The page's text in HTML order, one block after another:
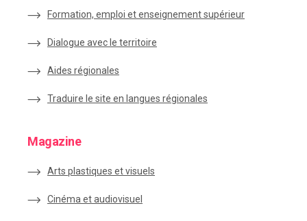
Formation, emploi et enseignement supérieur
Dialogue avec le territoire
Aides régionales
Traduire le site en langues régionales
Magazine
Arts plastiques et visuels
Cinéma et audiovisuel